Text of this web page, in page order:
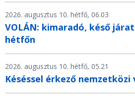
2026. augusztus 10. hétfő, 06.03
VOLÁN: kimaradó, késő
hétfőn
2026. augusztus 10. hétfő, 05.21
Késéssel érkező